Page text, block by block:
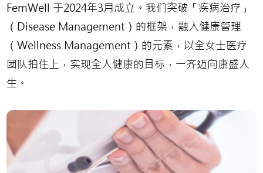
FemWell 于2024年3月成立。我们突破「疾病治疗」
（Disease Management）的框架，融入健康管理
（Wellness Management）的元素，以全女士医疗
团队拍住上，实现全人健康的目标，一齐迈向康盛人
生。